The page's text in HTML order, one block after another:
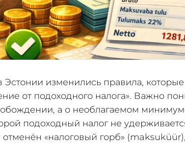
Эстонии изменились правила,
от подоходного налога». Важно
а о необлагаемом
подоходный налог не
«налоговый горб»